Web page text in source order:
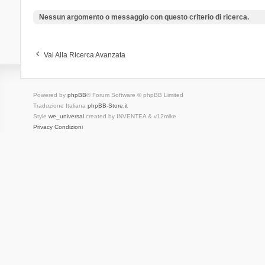
Nessun argomento o messaggio con questo criterio di ricerca.
Vai Alla Ricerca Avanzata
Powered by phpBB® Forum Software © phpBB Limited
Traduzione Italiana phpBB-Store.it
Style we_universalcreated by INVENTEA & v12mike
Privacy Condizioni